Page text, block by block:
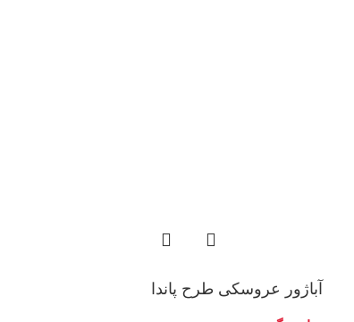
آباژور عروسکی طرح پاندا